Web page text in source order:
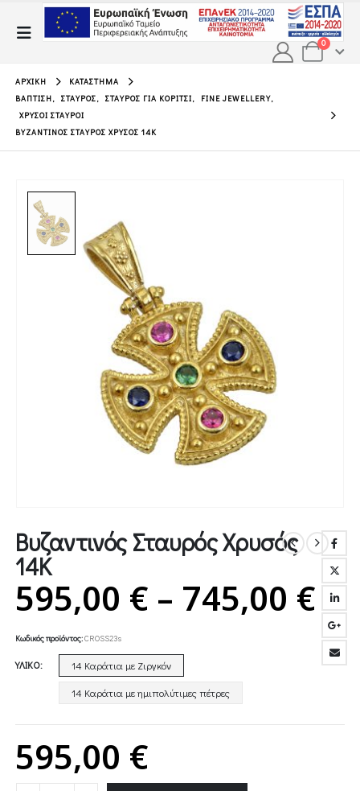
0
ΑΡΧΙΚΉ
ΚΑΤΆΣΤΗΜΑ
ΒΆΠΤΙΣΗ, ΣΤΑΥΡΌΣ, ΣΤΑΥΡΌΣ ΓΙΑ ΚΟΡΊΤΣΙ, FINE JEWELLERY,
ΧΡΥΣΟΊ ΣΤΑΥΡΟΊ
ΒΥΖΑΝΤΙΝΌΣ ΣΤΑΥΡΌΣ ΧΡΥΣΌΣ 14Κ
Βυζαντινός Σταυρός Χρυσός
14Κ
595,00 € – 745,00 €
Κωδικός προϊόντος:CROSS23s
ΥΛΙΚΌ
14 Καράτια με Ζιργκόν
14 Καράτια με ημιπολύτιμες πέτρες
595,00 €